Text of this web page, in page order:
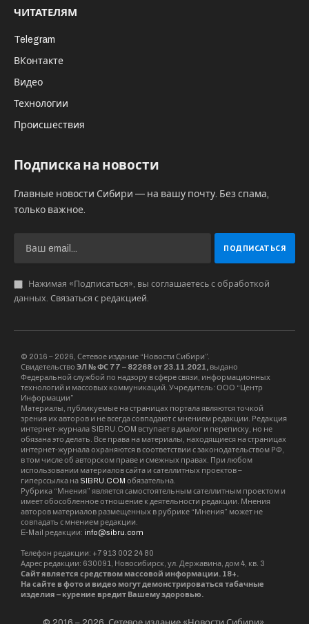
ЧИТАТЕЛЯМ
Telegram
ВКонтакте
Видео
Технологии
Происшествия
Подписка на новости
Главные новости Сибири — на вашу почту. Без спама,
только важное.
Нажимая «Подписаться», вы соглашаетесь с обработкой
данных. Связаться с редакцией.
© 2016 – 2026, Сетевое издание “Новости Сибири”.
Свидетельство ЭЛ № ФС 77 – 82268 от 23.11.2021, выдано
Федеральной службой по надзору в сфере связи, информационных
технологий и массовых коммуникаций. Учредитель: ООО “Центр
Информации”
Материалы, публикуемые на страницах портала являются точкой
зрения их авторов и не всегда совпадают с мнением редакции. Редакция
интернет-журнала SIBRU.COM вступает в диалог и переписку, но не
обязана это делать. Все права на материалы, находящиеся на страницах
интернет-журнала охраняются в соответствии с законодательством РФ,
в том числе об авторском праве и смежных правах. При любом
использовании материалов сайта и сателлитных проектов –
гиперссылка на SIBRU.COM обязательна.
Рубрика “Мнения” является самостоятельным сателлитным проектом и
имеет обособленное отношение к деятельности редакции. Мнения
авторов материалов размещенных в рубрике “Мнения” может не
совпадать с мнением редакции.
E-Mail редакции: info@sibru.com
Телефон редакции: +7 913 002 24 80
Адрес редакции: 630091, Новосибирск, ул. Державина, дом 4, кв. 3
Сайт является средством массовой информации. 18+.
На сайте в фото и видео могут демонстрироваться табачные
изделия – курение вредит Вашему здоровью.